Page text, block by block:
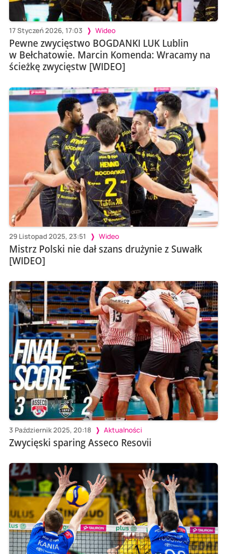
17 Styczeń 2026, 17:03 Wideo
Pewne zwycięstwo BOGDANKI LUK Lublin
w Bełchatowie. Marcin Komenda: Wracamy na
ścieżkę zwycięstw [WIDEO]
29 Listopad 2025, 23:51 Wideo
Mistrz Polski nie dał szans drużynie z Suwałk
[WIDEO]
3 Październik 2025, 20:18 Aktualności
Zwycięski sparing Asseco Resovii